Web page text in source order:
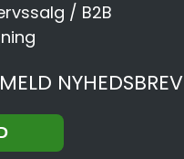
/ B2B
NYHEDSBREV